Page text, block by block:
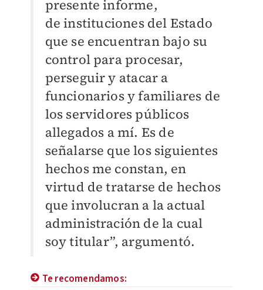
presente informe,
deinstituciones del Estado
que se encuentran bajo su
control para procesar,
perseguir y atacar a
funcionarios y familiares de
los servidores públicos
allegados a mí. Es de
señalarse que los siguientes
hechos me constan, en
virtud de tratarse de hechos
que involucran a la actual
administración de la cual
soy titular”, argumentó.
Te recomendamos: